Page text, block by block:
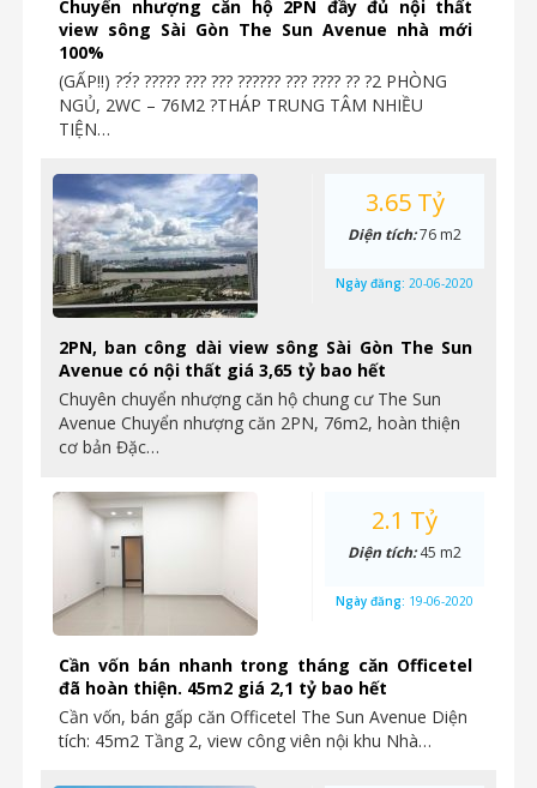
Chuyển nhượng căn hộ 2PN đầy đủ nội thất
view sông Sài Gòn The Sun Avenue nhà mới
100%
(GẤP‼️) ??́? ????? ??? ??? ?????? ??? ???? ?? ?2 PHÒNG
NGỦ, 2WC – 76M2 ?THÁP TRUNG TÂM NHIỀU
TIỆN…
2PN, ban công dài view sông Sài Gòn The Sun
Avenue có nội thất giá 3,65 tỷ bao hết
Chuyên chuyển nhượng căn hộ chung cư The Sun
Avenue Chuyển nhượng căn 2PN, 76m2, hoàn thiện
cơ bản Đặc…
3.65 Tỷ
Diện tích:76 m2
Ngày đăng: 20-06-2020
Cần vốn bán nhanh trong tháng căn Officetel
đã hoàn thiện. 45m2 giá 2,1 tỷ bao hết
Cần vốn, bán gấp căn Officetel The Sun Avenue Diện
tích: 45m2 Tầng 2, view công viên nội khu Nhà…
2.1 Tỷ
Diện tích:45 m2
Ngày đăng: 19-06-2020